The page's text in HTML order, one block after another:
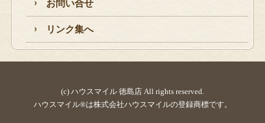
お問い合せ
リンク集へ
(c) ハウスマイル 徳島店 All rights reserved.
ハウスマイル®は株式会社ハウスマイルの登録商標です。